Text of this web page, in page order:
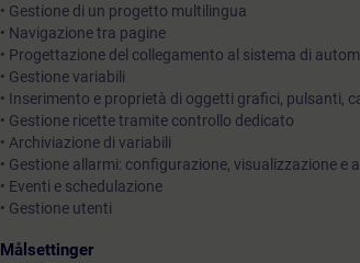
con il risultato
• Gestione di un progetto multilingua
• Navigazione tra pagine
• Progettazione del collegamento al sistema di
• Gestione variabili
• Inserimento e proprietà di oggetti grafici, pulsanti,
• Gestione ricette tramite controllo dedicato
• Archiviazione di variabili
• Gestione allarmi: configurazione, visualizzazione e
• Eventi e schedulazione
• Gestione utenti
Målsettinger